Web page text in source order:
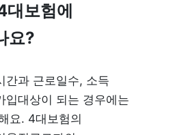
대보험에
요?
간과 근로일수, 소득
입대상이 되는 경우에는
요. 4대보험의